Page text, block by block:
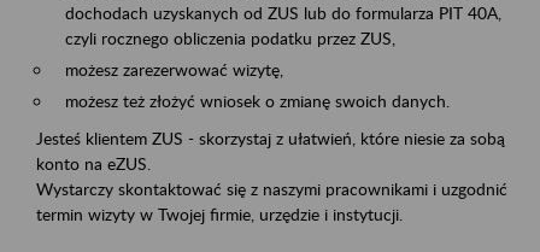
dochodach uzyskanych od ZUS lub do formularza PIT 40A,
czyli rocznego obliczenia podatku przez ZUS,
możesz zarezerwować wizytę,
możesz też złożyć wniosek o zmianę swoich danych.
Jesteś klientem ZUS - skorzystaj z ułatwień, które niesie za sobą
konto na eZUS.
Wystarczy skontaktować się z naszymi pracownikami i uzgodnić
termin wizyty w Twojej firmie, urzędzie i instytucji.